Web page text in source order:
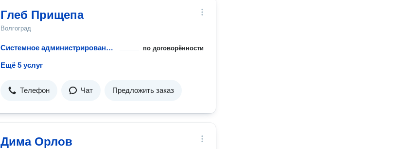
Глеб Прищепа
Волгоград
Системное администрирование 24/7 по договорённости
Ещё 5 услуг
Телефон Чат Предложить заказ
Дима Орлов